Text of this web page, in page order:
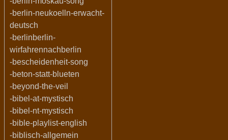
-berlin-neukoelln-erwacht-
deutsch
-berlinberlin-
wirfahrennachberlin
-bescheidenheit-song
-beton-statt-blueten
-beyond-the-veil
-bibel-at-mystisch
-bibel-nt-mystisch
-bible-playlist-english
-biblisch-allgemein